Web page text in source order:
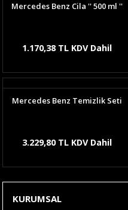
Mercedes Benz Cila '' 500 ml ''
1.170,38 TL KDV Dahil
Mercedes Benz Temizlik Seti
3.229,80 TL KDV Dahil
KURUMSAL